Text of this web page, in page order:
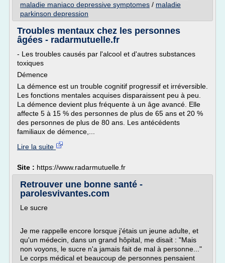
maladie maniaco depressive symptomes / maladie
parkinson depression
Troubles mentaux chez les personnes
âgées - radarmutuelle.fr
- Les troubles causés par l'alcool et d'autres substances
toxiques
Démence
La démence est un trouble cognitif progressif et irréversible.
Les fonctions mentales acquises disparaissent peu à peu.
La démence devient plus fréquente à un âge avancé. Elle
affecte 5 à 15 % des personnes de plus de 65 ans et 20 %
des personnes de plus de 80 ans. Les antécédents
familiaux de démence,...
Lire la suite
Site : https://www.radarmutuelle.fr
Retrouver une bonne santé -
parolesvivantes.com
Le sucre
Je me rappelle encore lorsque j'étais un jeune adulte, et
qu'un médecin, dans un grand hôpital, me disait : "Mais
non voyons, le sucre n'a jamais fait de mal à personne..."
Le corps médical et beaucoup de personnes pensaient